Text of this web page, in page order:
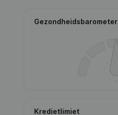
Gezondheidsbarometer
Kredietlimiet